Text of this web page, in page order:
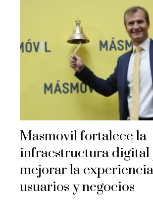
Masmovil fortalece la
infraestructura digital
mejorar la
usuarios y negocios